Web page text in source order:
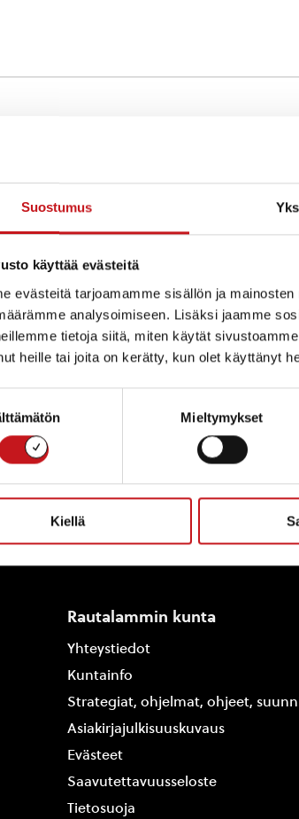
Suostumus
käyttää evästeitä
evästeitä tarjoamamme sisällön ja
analysoimiseen. Lisäksi jaamme
tietoja siitä, miten käytät
heille tai joita on kerätty, kun olet käyttänyt
Mieltymykset
Kiellä
Rautalammin kunta
Yhteystiedot
Kuntainfo
Strategiat, ohjelmat, ohjeet,
Asiakirjajulkisuuskuvaus
Evästeet
Saavutettavuusseloste
Tietosuoja